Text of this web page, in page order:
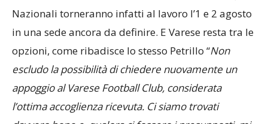
in una sede ancora da definire. E Varese resta tra le
opzioni, come ribadisce lo stesso Petrillo “Non
escludo la possibilità di chiedere nuovamente un
appoggio al Varese Football Club, considerata
l’ottima accoglienza ricevuta. Ci siamo trovati
davvero bene e, qualora ci fossero i presupposti, mi